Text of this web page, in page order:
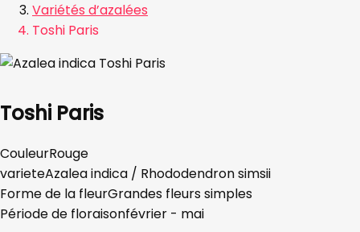
Variétés d’azalées
Toshi Paris
Toshi Paris
CouleurRouge
varieteAzalea indica / Rhododendron simsii
Forme de la fleurGrandes fleurs simples
Période de floraisonfévrier - mai